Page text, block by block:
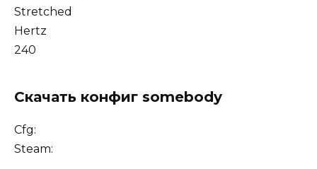
Stretched
Hertz
240
Скачать конфиг somebody
Cfg:
Steam: